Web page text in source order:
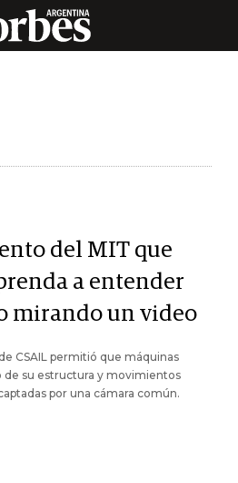
del MIT que
a entender
mirando un video
CSAIL permitió que máquinas
de su estructura y movimientos
por una cámara común.